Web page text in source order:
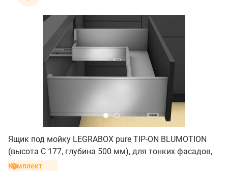
Ящик под мойку LEGRABOX pure TIP-ON BLUMOTION
(высота C 177, глубина 500 мм), для тонких фасадов,
серый орион
Комплект